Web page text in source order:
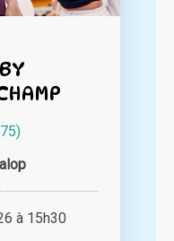
à 15h30